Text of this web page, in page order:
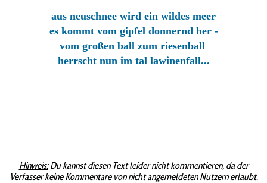
aus neuschnee wird ein wildes meer
es kommt vom gipfel donnernd her -
vom großen ball zum riesenball
herrscht nun im tal lawinenfall...
Hinweis:Du kannst diesen Text leider nicht kommentieren, da der
Verfasser keine Kommentare von nicht angemeldeten Nutzern erlaubt.